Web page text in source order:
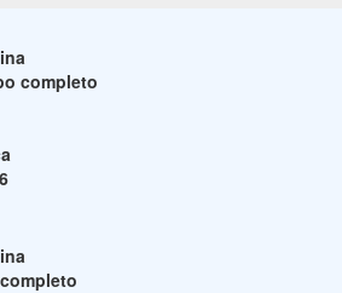
completo